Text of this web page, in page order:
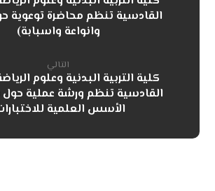
القادسية تنظم محاضرة توعوية
وانواعة واسبابة)
التالي
كلية التربية البدنية وعلوم
القادسية تنظم ورشة عملية
الأسس العلمية